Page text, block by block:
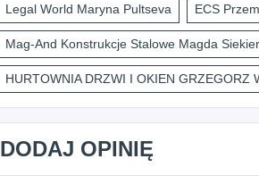
Legal World Maryna Pultseva ECS
Mag-And Konstrukcje Stalowe Magda
HURTOWNIA DRZWI I OKIEN GRZEGORZ
DODAJ OPINIĘ